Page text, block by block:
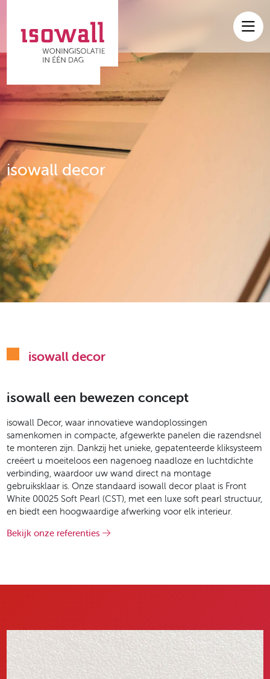
Home
Onze producten
Referenties
F.A.Q.
Over ons
Nieuws
Contact
isowall decor
isowall decor
isowall een bewezen concept
isowall Decor, waar innovatieve wandoplossingen
samenkomen in compacte, afgewerkte panelen die razendsnel
te monteren zijn. Dankzij het unieke, gepatenteerde kliksysteem
creëert u moeiteloos een nagenoeg naadloze en luchtdichte
verbinding, waardoor uw wand direct na montage
gebruiksklaar is. Onze standaard isowall decor plaat is Front
White 00025 Soft Pearl (CST), met een luxe soft pearl structuur,
en biedt een hoogwaardige afwerking voor elk interieur.
Bekijk onze referenties